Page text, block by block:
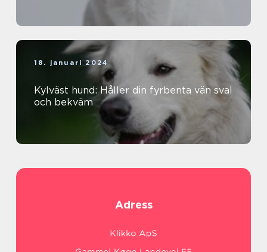
18. januari 2024
Kylväst hund: Håller din fyrbenta vän sval
och bekväm
Adress